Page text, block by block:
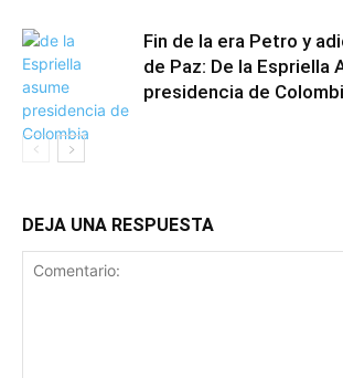
Fin de la era Petro y
de Paz: De la Espriella
presidencia de
DEJA UNA RESPUESTA